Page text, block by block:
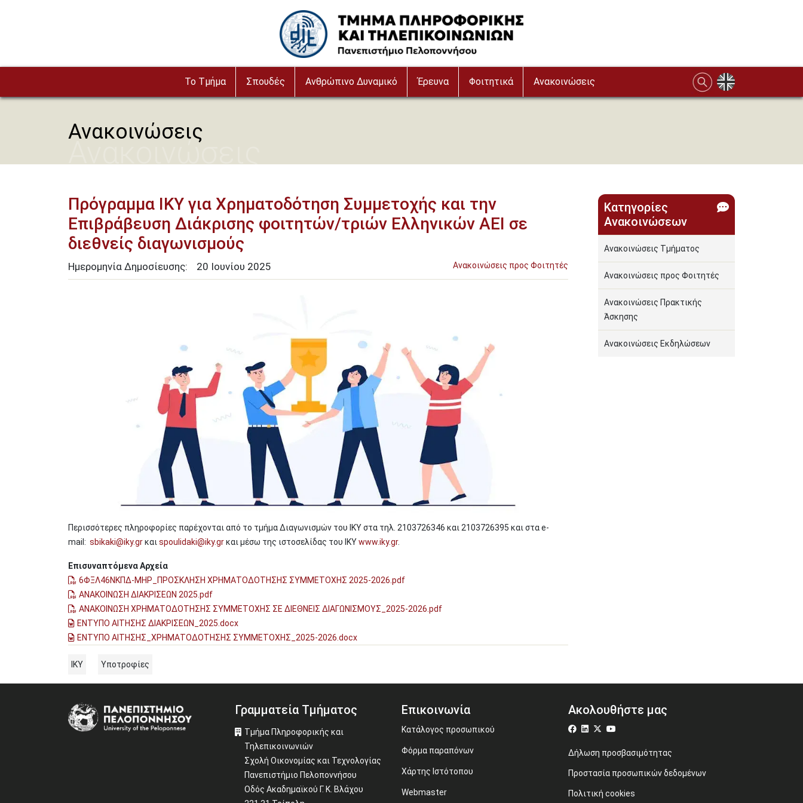
Image
Το Τμήμα Σπουδές Ανθρώπινο Δυναμικό Έρευνα Φοιτητικά Ανακοινώσεις
Ανακοινώσεις
Ανακοινώσεις
Πρόγραμμα ΙΚΥ για Χρηματοδότηση Συμμετοχής και την
Επιβράβευση Διάκρισης φοιτητών/τριών Ελληνικών ΑΕΙ σε
διεθνείς διαγωνισμούς
Ανακοινώσεις προς Φοιτητές
Ημερομηνία Δημοσίευσης: 20 Ιουνίου 2025
Περισσότερες πληροφορίες παρέχονται από το τμήμα Διαγωνισμών του ΙΚΥ στα τηλ. 2103726346 και 2103726395 και στα e-
mail: sbikaki@iky.grκαι spoulidaki@iky.grκαι μέσω της ιστοσελίδας του ΙΚΥwww.iky.gr.
Επισυναπτόμενα Αρχεία
6ΦΞΛ46ΝΚΠΔ-ΜΗΡ_ΠΡΟΣΚΛΗΣΗ ΧΡΗΜΑΤΟΔΟΤΗΣΗΣ ΣΥΜΜΕΤΟΧΗΣ 2025-2026.pdf
ΑΝΑΚΟΙΝΩΣΗ ΔΙΑΚΡΙΣΕΩΝ 2025.pdf
ΑΝΑΚΟΙΝΩΣΗ ΧΡΗΜΑΤΟΔΟΤΗΣΗΣ ΣΥΜΜΕΤΟΧΗΣ ΣΕ ΔΙΕΘΝΕΙΣ ΔΙΑΓΩΝΙΣΜΟΥΣ_2025-2026.pdf
ΕΝΤΥΠΟ ΑΙΤΗΣΗΣ ΔΙΑΚΡΙΣΕΩΝ_2025.docx
ΕΝΤΥΠΟ ΑΙΤΗΣΗΣ_ΧΡΗΜΑΤΟΔΟΤΗΣΗΣ ΣΥΜΜΕΤΟΧΗΣ_2025-2026.docx
ΙΚΥ Υποτροφίες
Κατηγορίες
Ανακοινώσεων
Ανακοινώσεις Τμήματος
Ανακοινώσεις προς Φοιτητές
Ανακοινώσεις Πρακτικής
Άσκησης
Ανακοινώσεις Εκδηλώσεων
Image Γραμματεία Τμήματος
Τμήμα Πληροφορικής και
Τηλεπικοινωνιών
Σχολή Οικονομίας και Τεχνολογίας
Πανεπιστήμιο Πελοποννήσου
Οδός Ακαδημαϊκού Γ. Κ. Βλάχου
Επικοινωνία
Κατάλογος προσωπικού
Φόρμα παραπόνων
Χάρτης Ιστότοπου
Webmaster
Ακολουθήστε μας
Δήλωση προσβασιμότητας
Προστασία προσωπικών δεδομένων
Πολιτική cookies